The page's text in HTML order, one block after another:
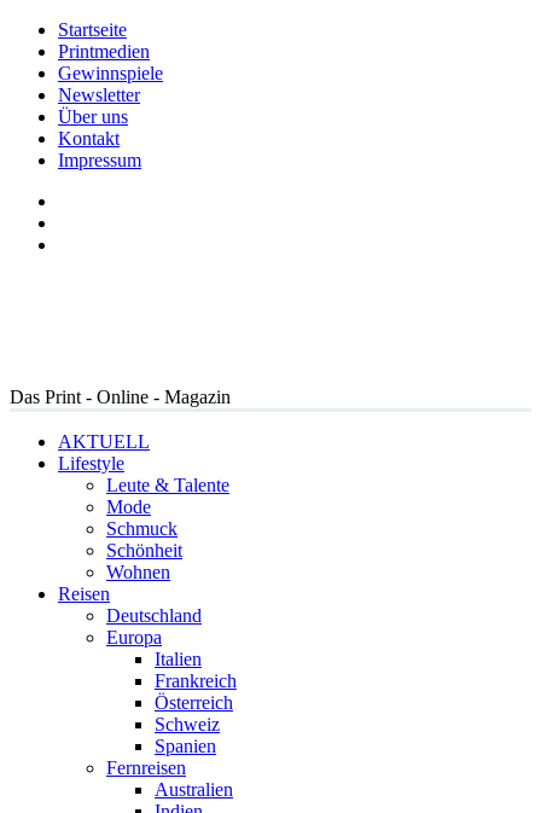
Startseite
Printmedien
Gewinnspiele
Newsletter
Über uns
Kontakt
Impressum
Das Print - Online - Magazin
AKTUELL
Lifestyle
Leute & Talente
Mode
Schmuck
Schönheit
Wohnen
Reisen
Deutschland
Europa
Italien
Frankreich
Österreich
Schweiz
Spanien
Fernreisen
Australien